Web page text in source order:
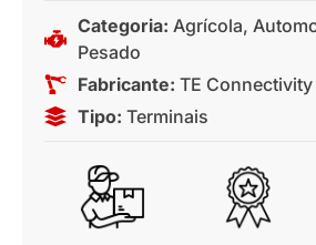
Categoria: Agrícola,
Pesado
Fabricante: TE Connectivity
Tipo: Terminais